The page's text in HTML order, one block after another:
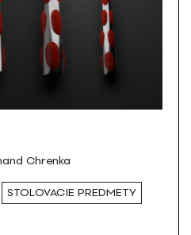
Chrenka
STOLOVACIE PREDMETY